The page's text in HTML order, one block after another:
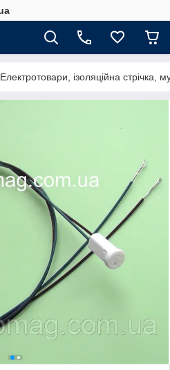
Електротовари, ізоляційна стрічка,